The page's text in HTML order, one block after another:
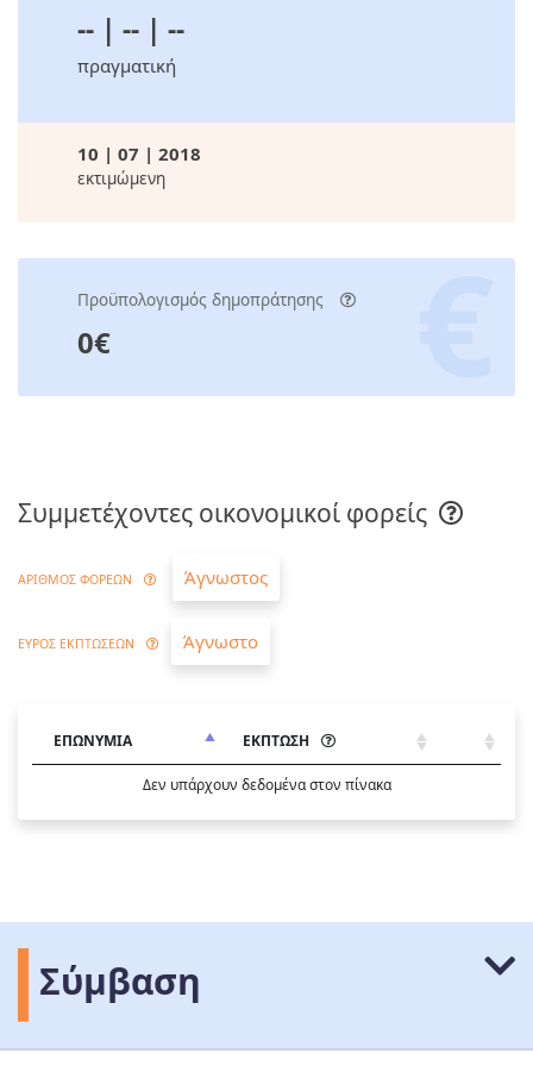
-- | -- | --
πραγματική
10 | 07 | 2018
εκτιμώμενη
Προϋπολογισμός δημοπράτησης
0€
Συμμετέχοντες οικονομικοί φορείς
ΑΡΙΘΜΟΣ ΦΟΡΕΩΝ Άγνωστος
ΕΥΡΟΣ ΕΚΠΤΩΣΕΩΝ Άγνωστο
ΕΠΩΝΥΜΙΑ ΕΚΠΤΩΣΗ
Δεν υπάρχουν δεδομένα στον πίνακα
Σύμβαση